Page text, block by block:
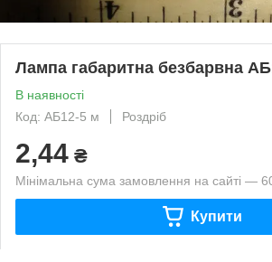
Лампа габаритна безбарвна
В наявності
Код: АБ12-5 м
Роздріб
2,44 ₴
Мінімальна сума замовлення на сайті —
Купити